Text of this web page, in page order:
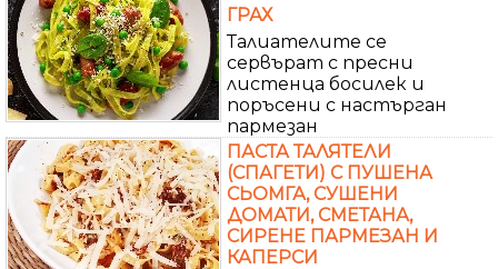
ГРАХ
Талиателите се
сервърат с пресни
листенца босилек и
поръсени с настърган
пармезан
ПАСТА ТАЛЯТЕЛИ
(СПАГЕТИ) С ПУШЕНА
СЬОМГА, СУШЕНИ
ДОМАТИ, СМЕТАНА,
СИРЕНЕ ПАРМЕЗАН И
КАПЕРСИ